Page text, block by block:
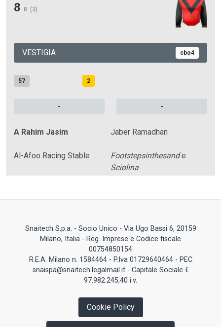
8 8 (3)
VESTIGIA cbo4
57 2
- -
A Rahim Jasim Jaber Ramadhan
Al-Afoo Racing Stable Footstepsinthesande
Sciolina
Snaitech S.p.a. - Socio Unico - Via Ugo Bassi 6, 20159
Milano, Italia - Reg. Imprese e Codice fiscale
00754850154
R.E.A. Milano n. 1584464 - P.Iva 01729640464 - PEC
snaispa@snaitech.legalmail.it - Capitale Sociale €
97.982.245,40 i.v.
Cookie Policy